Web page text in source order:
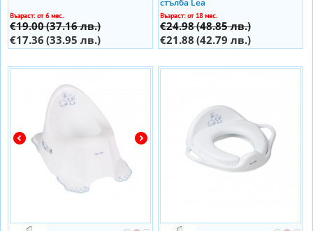
Възраст: от 6 мес.
€19.00(37.16 лв.)
€17.36 (33.95 лв.)
стълба Lea
Възраст: от 18 мес.
€24.98(48.85 лв.)
€21.88 (42.79 лв.)